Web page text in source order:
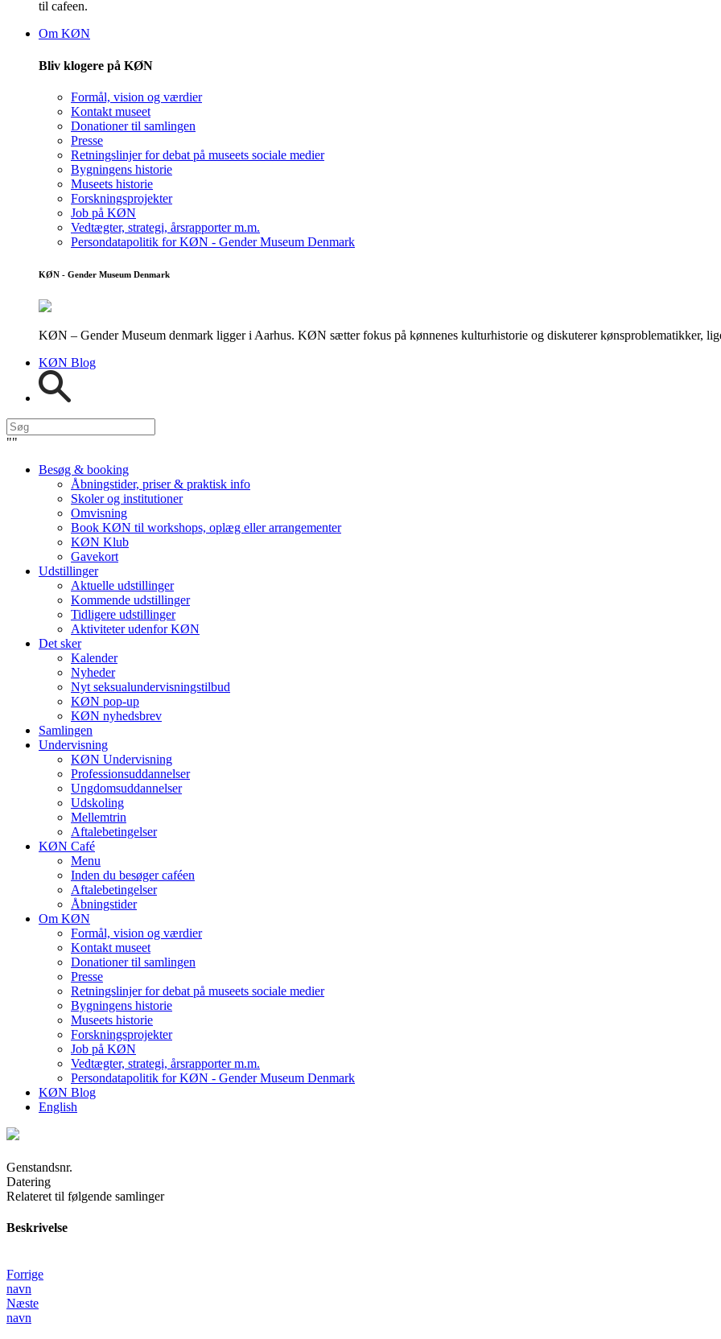
til cafeen.
Om KØN
Bliv klogere på KØN
Formål, vision og værdier
Kontakt museet
Donationer til samlingen
Presse
Retningslinjer for debat på museets sociale medier
Bygningens historie
Museets historie
Forskningsprojekter
Job på KØN
Vedtægter, strategi, årsrapporter m.m.
Persondatapolitik for KØN - Gender Museum Denmark
KØN - Gender Museum Denmark
KØN – Gender Museum denmark ligger i Aarhus. KØN sætter fokus på kønnenes kulturhistorie og diskuterer kønsproblematikker,
KØN Blog
""
Besøg & booking
Åbningstider, priser & praktisk info
Skoler og institutioner
Omvisning
Book KØN til workshops, oplæg eller arrangementer
KØN Klub
Gavekort
Udstillinger
Aktuelle udstillinger
Kommende udstillinger
Tidligere udstillinger
Aktiviteter udenfor KØN
Det sker
Kalender
Nyheder
Nyt seksualundervisningstilbud
KØN pop-up
KØN nyhedsbrev
Samlingen
Undervisning
KØN Undervisning
Professionsuddannelser
Ungdomsuddannelser
Udskoling
Mellemtrin
Aftalebetingelser
KØN Café
Menu
Inden du besøger caféen
Aftalebetingelser
Åbningstider
Om KØN
Formål, vision og værdier
Kontakt museet
Donationer til samlingen
Presse
Retningslinjer for debat på museets sociale medier
Bygningens historie
Museets historie
Forskningsprojekter
Job på KØN
Vedtægter, strategi, årsrapporter m.m.
Persondatapolitik for KØN - Gender Museum Denmark
KØN Blog
English
Genstandsnr.
Datering
Relateret til følgende samlinger
Beskrivelse
Forrige
navn
Næste
navn